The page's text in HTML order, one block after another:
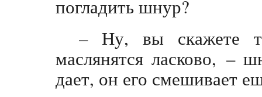
погладить шнур?
– Ну, вы скажете
маслянятся ласково, –
дает, он его смешивает